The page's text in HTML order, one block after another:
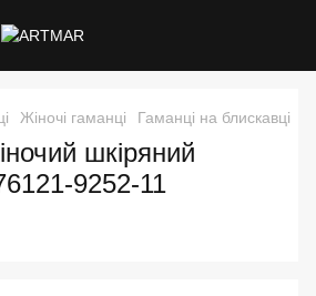
Жіночі гаманці Гаманці на блискавці
шкіряний
9252-11